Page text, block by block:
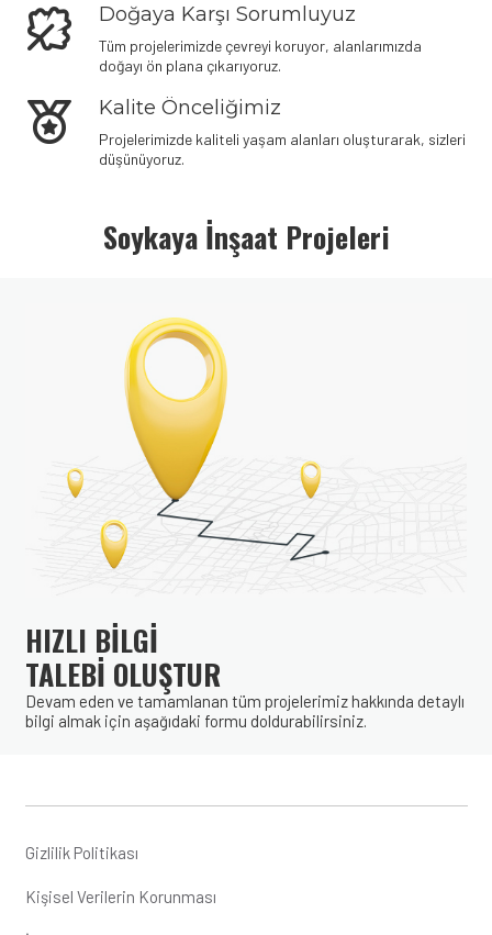
Doğaya Karşı Sorumluyuz
Tüm projelerimizde çevreyi koruyor, alanlarımızda
doğayı ön plana çıkarıyoruz.
Kalite Önceliğimiz
Projelerimizde kaliteli yaşam alanları oluşturarak, sizleri
düşünüyoruz.
Soykaya İnşaat Projeleri
HIZLI BİLGİ
TALEBİ OLUŞTUR
Devam eden ve tamamlanan tüm projelerimiz hakkında detaylı
bilgi almak için aşağıdaki formu doldurabilirsiniz.
Gizlilik Politikası
Kişisel Verilerin Korunması